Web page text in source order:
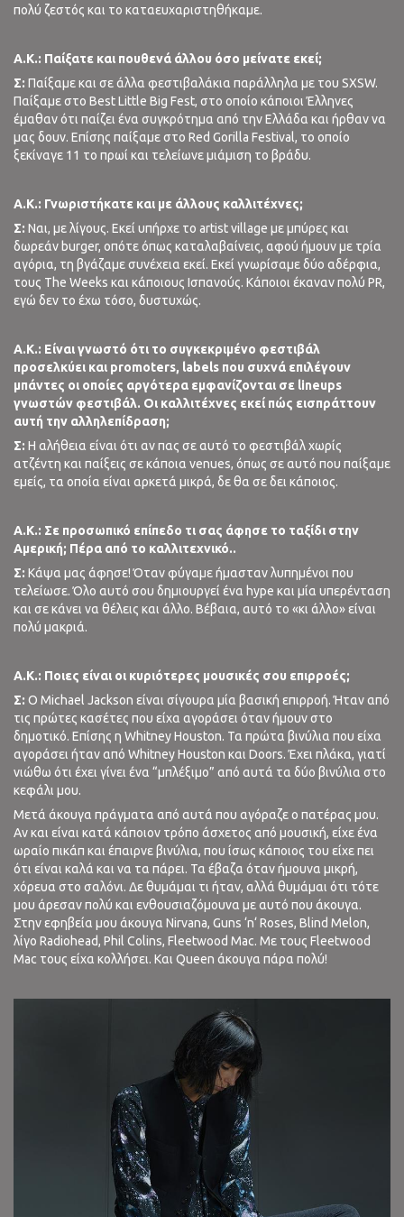
πολύ ζεστός και το καταευχαριστηθήκαμε.
A.K.: Παίξατε και πουθενά άλλου όσο μείνατε εκεί;
Σ: Παίξαμε και σε άλλα φεστιβαλάκια παράλληλα με του SXSW.
Παίξαμε στο Best Little Big Fest, στο οποίο κάποιοι Έλληνες
έμαθαν ότι παίζει ένα συγκρότημα από την Ελλάδα και ήρθαν να
μας δουν. Επίσης παίξαμε στο Red Gorilla Festival, το οποίο
ξεκίναγε 11 το πρωί και τελείωνε μιάμιση το βράδυ.
A.K.: Γνωριστήκατε και με άλλους καλλιτέχνες;
Σ: Ναι, με λίγους. Εκεί υπήρχε το artist village με μπύρες και
δωρεάν burger, οπότε όπως καταλαβαίνεις, αφού ήμουν με τρία
αγόρια, τη βγάζαμε συνέχεια εκεί. Εκεί γνωρίσαμε δύο αδέρφια,
τους The Weeks και κάποιους Ισπανούς. Κάποιοι έκαναν πολύ PR,
εγώ δεν το έχω τόσο, δυστυχώς.
A.K.: Είναι γνωστό ότι το συγκεκριμένο φεστιβάλ
προσελκύει και promoters, labels που συχνά επιλέγουν
μπάντες οι οποίες αργότερα εμφανίζονται σε lineups
γνωστών φεστιβάλ. Οι καλλιτέχνες εκεί πώς εισπράττουν
αυτή την αλληλεπίδραση;
Σ: Η αλήθεια είναι ότι αν πας σε αυτό το φεστιβάλ χωρίς
ατζέντη και παίξεις σε κάποια venues, όπως σε αυτό που παίξαμε
εμείς, τα οποία είναι αρκετά μικρά, δε θα σε δει κάποιος.
A.K.: Σε προσωπικό επίπεδο τι σας άφησε το ταξίδι στην
Αμερική; Πέρα από το καλλιτεχνικό..
Σ: Κάψα μας άφησε! Όταν φύγαμε ήμασταν λυπημένοι που
τελείωσε. Όλο αυτό σου δημιουργεί ένα hype και μία υπερένταση
και σε κάνει να θέλεις και άλλο. Βέβαια, αυτό το «κι άλλο» είναι
πολύ μακριά.
A.K.: Ποιες είναι οι κυριότερες μουσικές σου επιρροές;
Σ: O Michael Jackson είναι σίγουρα μία βασική επιρροή. Ήταν από
τις πρώτες κασέτες που είχα αγοράσει όταν ήμουν στο
δημοτικό. Επίσης η Whitney Houston. Τα πρώτα βινύλια που είχα
αγοράσει ήταν από Whitney Houston και Doors. Έχει πλάκα, γιατί
νιώθω ότι έχει γίνει ένα “μπλέξιμο” από αυτά τα δύο βινύλια στο
κεφάλι μου.
Μετά άκουγα πράγματα από αυτά που αγόραζε ο πατέρας μου.
Αν και είναι κατά κάποιον τρόπο άσχετος από μουσική, είχε ένα
ωραίο πικάπ και έπαιρνε βινύλια, που ίσως κάποιος του είχε πει
ότι είναι καλά και να τα πάρει. Τα έβαζα όταν ήμουνα μικρή,
χόρευα στο σαλόνι. Δε θυμάμαι τι ήταν, αλλά θυμάμαι ότι τότε
μου άρεσαν πολύ και ενθουσιαζόμουνα με αυτό που άκουγα.
Στην εφηβεία μου άκουγα Nirvana, Guns ‘n‘ Roses, Blind Melon,
λίγο Radiohead, Phil Colins, Fleetwood Mac. Με τους Fleetwood
Mac τους είχα κολλήσει. Και Queen άκουγα πάρα πολύ!